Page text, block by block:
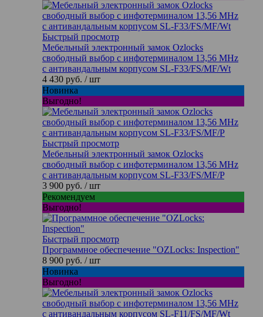
Быстрый просмотр
Мебельный электронный замок Ozlocks
свободный выбор с инфотерминалом 13,56 MHz
с антивандальным корпусом SL-F33/FS/MF/Wt
4 430 руб. / шт
Новинка
Выгодно!
Быстрый просмотр
Мебельный электронный замок Ozlocks
свободный выбор с инфотерминалом 13,56 MHz
с антивандальным корпусом SL-F33/FS/MF/P
3 900 руб. / шт
Рекомендуем
Выгодно!
Быстрый просмотр
Программное обеспечение "OZLocks: Inspection"
8 900 руб. / шт
Новинка
Выгодно!